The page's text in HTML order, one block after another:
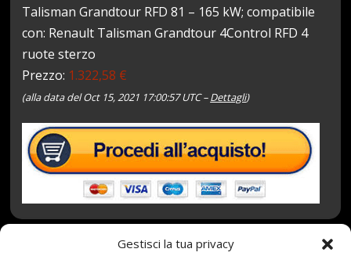
Gestisci la tua privacy
Talisman Grandtour RFD 81 – 165 kW; compatibile
con: Renault Talisman Grandtour 4Control RFD 4
ruote sterzo
Prezzo: 1.322,58 €
(alla data del Oct 15, 2021 17:00:57 UTC –Dettagli)